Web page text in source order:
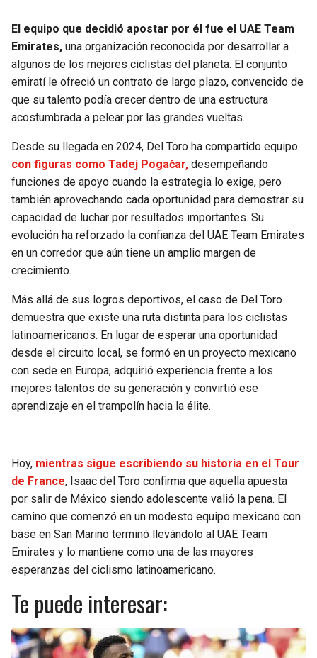
El equipo que decidió apostar por él fue el UAE Team
Emirates, una organización reconocida por desarrollar a
algunos de los mejores ciclistas del planeta. El conjunto
emiratí le ofreció un contrato de largo plazo, convencido de
que su talento podía crecer dentro de una estructura
acostumbrada a pelear por las grandes vueltas.
Desde su llegada en 2024, Del Toro ha compartido equipo
con figuras como Tadej Pogačar, desempeñando
funciones de apoyo cuando la estrategia lo exige, pero
también aprovechando cada oportunidad para demostrar su
capacidad de luchar por resultados importantes. Su
evolución ha reforzado la confianza del UAE Team Emirates
en un corredor que aún tiene un amplio margen de
crecimiento.
Más allá de sus logros deportivos, el caso de Del Toro
demuestra que existe una ruta distinta para los ciclistas
latinoamericanos. En lugar de esperar una oportunidad
desde el circuito local, se formó en un proyecto mexicano
con sede en Europa, adquirió experiencia frente a los
mejores talentos de su generación y convirtió ese
aprendizaje en el trampolín hacia la élite.
Hoy, mientras sigue escribiendo su historia en el Tour
de France, Isaac del Toro confirma que aquella apuesta
por salir de México siendo adolescente valió la pena. El
camino que comenzó en un modesto equipo mexicano con
base en San Marino terminó llevándolo al UAE Team
Emirates y lo mantiene como una de las mayores
esperanzas del ciclismo latinoamericano.
Te puede interesar: